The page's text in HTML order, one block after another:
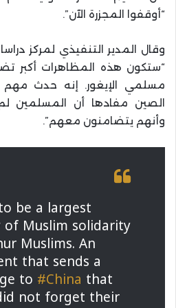
“أوقفوا المجزرة الآن”.
وقال المدير التنفيذي لمركز
“ستكون هذه المظاهرات أكبر
مسلمي الإيغور. إنه حدث مهم
الصين مفادها أن المسلمين لم
وأنهم يتضامنون معهم”.
be a largest
Muslim solidarity
Muslims. An
that sends a
to #China that
not forget their